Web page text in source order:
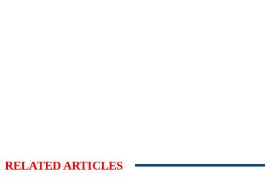
RELATED ARTICLES